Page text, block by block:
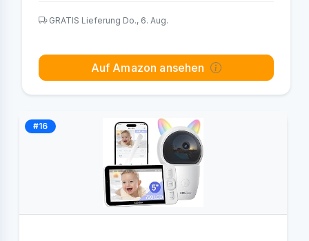
GRATIS Lieferung Do., 6. Aug.
Auf Amazon ansehen
#16